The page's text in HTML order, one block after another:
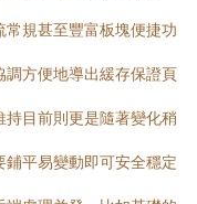
規甚至豐富板塊便捷功
方便地導出緩存保證頁
目前則更是隨著變化稍
平易變動即可安全穩定